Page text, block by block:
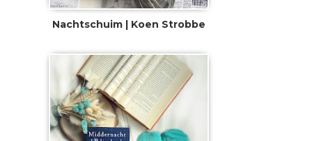
Nachtschuim | Koen Strobbe